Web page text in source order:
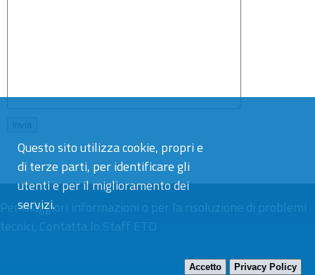
Questo sito utilizza cookie, propri e
di terze parti, per identificare gli
utenti e per il miglioramento dei
servizi.
Accetto Privacy Policy
Per maggiori informazioni o per la risoluzione di problemi
tecnici, Contatta lo Staff ETD